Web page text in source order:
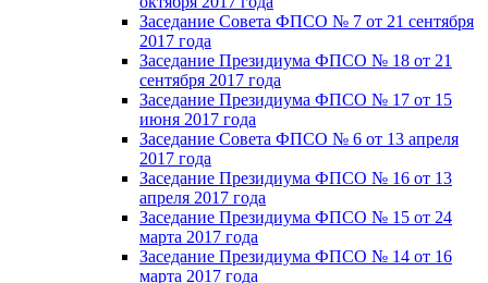
Заседание Совета ФПСО № 7 от 21 сентября
2017 года
Заседание Президиума ФПСО № 18 от 21
сентября 2017 года
Заседание Президиума ФПСО № 17 от 15
июня 2017 года
Заседание Совета ФПСО № 6 от 13 апреля
2017 года
Заседание Президиума ФПСО № 16 от 13
апреля 2017 года
Заседание Президиума ФПСО № 15 от 24
марта 2017 года
Заседание Президиума ФПСО № 14 от 16
марта 2017 года